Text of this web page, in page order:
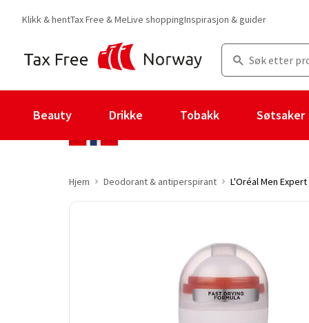
Klikk & hentTax Free & MeLive shoppingInspirasjon & guider
Beauty Drikke Tobakk Søtsaker
Hjem Deodorant & antiperspirant L'Oréal Men